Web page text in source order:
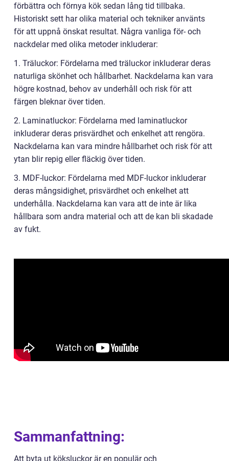
förbättra och förnya kök sedan lång tid tillbaka.
Historiskt sett har olika material och tekniker använts
för att uppnå önskat resultat. Några vanliga för- och
nackdelar med olika metoder inkluderar:
1. Träluckor: Fördelarna med träluckor inkluderar deras
naturliga skönhet och hållbarhet. Nackdelarna kan vara
högre kostnad, behov av underhåll och risk för att
färgen bleknar över tiden.
2. Laminatluckor: Fördelarna med laminatluckor
inkluderar deras prisvärdhet och enkelhet att rengöra.
Nackdelarna kan vara mindre hållbarhet och risk för att
ytan blir repig eller fläckig över tiden.
3. MDF-luckor: Fördelarna med MDF-luckor inkluderar
deras mångsidighet, prisvärdhet och enkelhet att
underhålla. Nackdelarna kan vara att de inte är lika
hållbara som andra material och att de kan bli skadade
av fukt.
Sammanfattning:
Att byta ut köksluckor är en populär och